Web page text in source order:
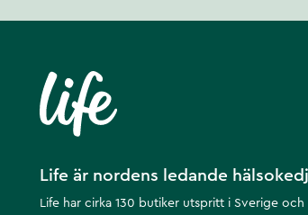
Life är nordens ledande
Life har cirka 130 butiker utspritt i Sverige